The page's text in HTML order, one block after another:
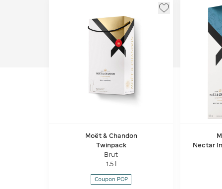
Moët & Chandon
Twinpack
Brut
1.5 l
Coupon POP
Nectar